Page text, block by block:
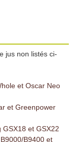
jus non listés ci-
et Oscar Neo
et Greenpower
et GSX22
B9400 et